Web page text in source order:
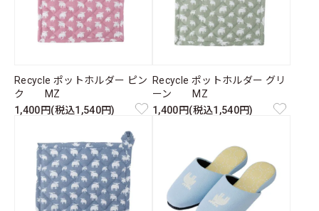
Recycle ポットホルダー ピン
ク MZ
1,400円(税込1,540円)
Recycle ポットホルダー グリ
ーン MZ
1,400円(税込1,540円)